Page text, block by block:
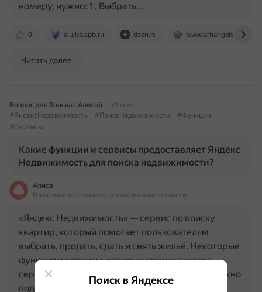
0 slujba.spb.ru dzen.ru www.arhangelskoesp.ru
номеру, нужно: 1. Выбрать…
Читать далее
Вопрос для Поиска с Алисой
31 мая
#ЯндексНедвижимость
#ПоискНедвижимости
#Функции
#Сервисы
Какие функции и сервисы предоставляет Яндекс
Недвижимость для поиска недвижимости?
Алиса
На основе источников, возможны неточности
«Яндекс Недвижимость» — сервис по поиску
квартир, который помогает пользователям
выбрать, продать, сдать и снять жильё. Некоторые
функции и сервисы, которые предоставляет
сервис: Поиск по параметрам или на карте. Можно
подобрать объявления по…
Поиск в Яндексе